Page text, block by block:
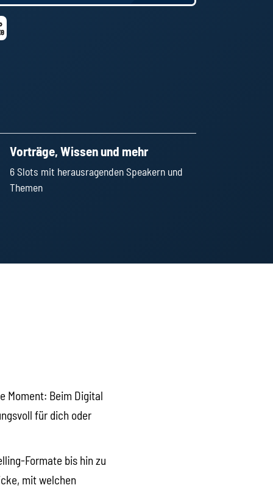
Vorträge, Wissen und mehr
6 Slots mit herausragenden Speakern und
Themen
Moment: Beim Digital
für dich oder
Formate bis hin zu
mit welchen